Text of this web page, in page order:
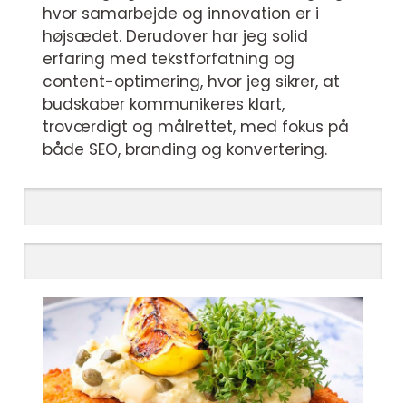
hvor samarbejde og innovation er i
højsædet. Derudover har jeg solid
erfaring med tekstforfatning og
content-optimering, hvor jeg sikrer, at
budskaber kommunikeres klart,
troværdigt og målrettet, med fokus på
både SEO, branding og konvertering.